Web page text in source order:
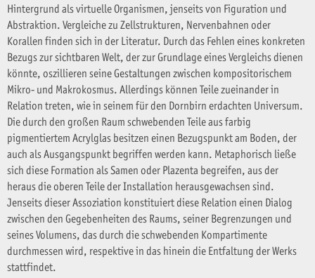
Hintergrund als virtuelle Organismen, jenseits von Figuration und
Abstraktion. Vergleiche zu Zellstrukturen, Nervenbahnen oder
Korallen finden sich in der Literatur. Durch das Fehlen eines konkreten
Bezugs zur sichtbaren Welt, der zur Grundlage eines Vergleichs dienen
könnte, oszillieren seine Gestaltungen zwischen kompositorischem
Mikro- und Makrokosmus. Allerdings können Teile zueinander in
Relation treten, wie in seinem für den Dornbirn erdachten Universum.
Die durch den großen Raum schwebenden Teile aus farbig
pigmentiertem Acrylglas besitzen einen Bezugspunkt am Boden, der
auch als Ausgangspunkt begriffen werden kann. Metaphorisch ließe
sich diese Formation als Samen oder Plazenta begreifen, aus der
heraus die oberen Teile der Installation herausgewachsen sind.
Jenseits dieser Assoziation konstituiert diese Relation einen Dialog
zwischen den Gegebenheiten des Raums, seiner Begrenzungen und
seines Volumens, das durch die schwebenden Kompartimente
durchmessen wird, respektive in das hinein die Entfaltung der Werks
stattfindet.